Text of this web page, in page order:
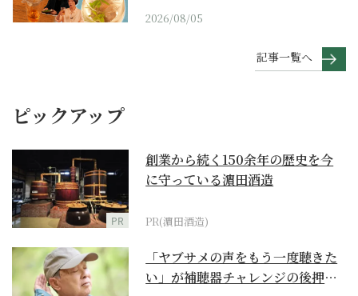
2026/08/05
記事一覧へ
ピックアップ
PR
創業から続く150余年の歴史を今
に守っている濵田酒造
PR(濵田酒造)
「ヤブサメの声をもう一度聴きた
い」が補聴器チャレンジの後押し